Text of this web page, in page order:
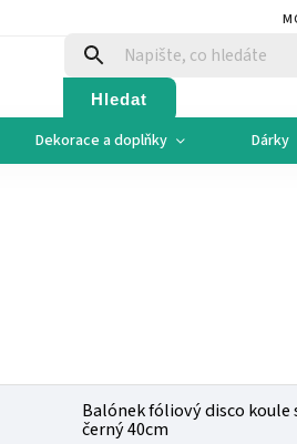
Hledat
Dekorace a doplňky Dárky
Balónek fóliový disco
černý 40cm